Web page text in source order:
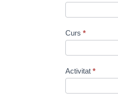
de
families
Activitat
Curs*
Activitat*